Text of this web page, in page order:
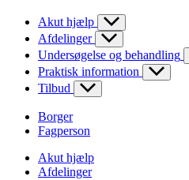
Akut hjælp
Afdelinger
Undersøgelse og behandling
Praktisk information
Tilbud
Borger
Fagperson
Akut hjælp
Afdelinger